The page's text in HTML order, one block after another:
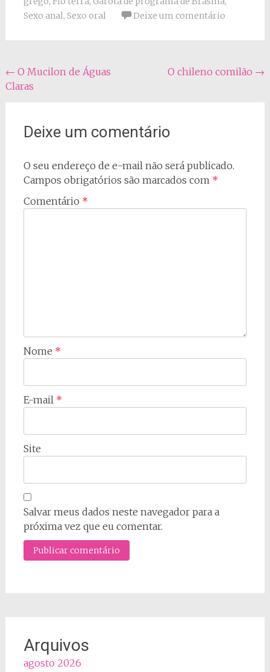
Sexo anal, Sexo oral Deixe um comentário
Navegação
do
← O Mucilon de Águas
Claras
O chileno comilão →
Deixe um comentário
O seu endereço de e-mail não será publicado.
Campos obrigatórios são marcados com *
Comentário *
Nome *
E-mail *
Site
Salvar meus dados neste navegador para a
próxima vez que eu comentar.
Arquivos
agosto 2026